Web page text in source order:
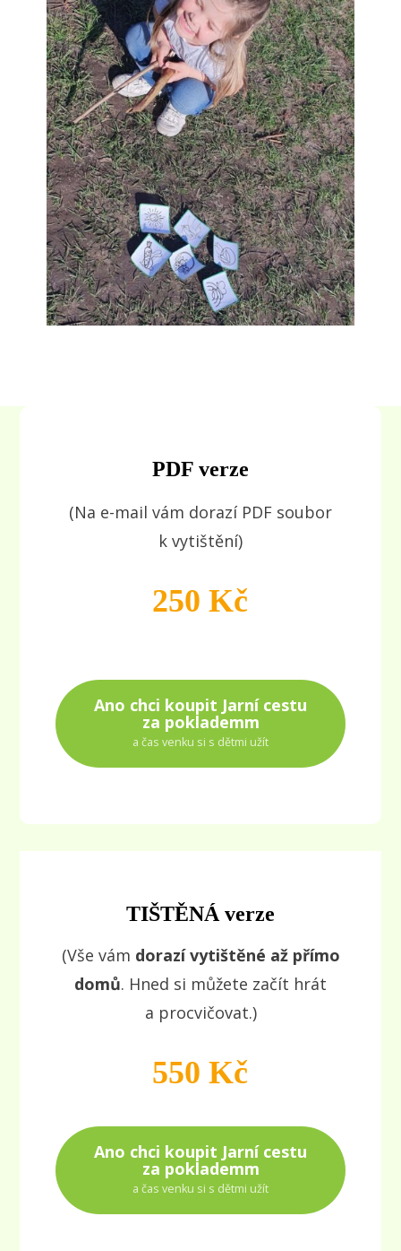
PDF verze
(Na e-mail vám dorazí PDF soubor
k vytištění)
250 Kč
Ano chci koupit Jarní cestu
za poklademm
a čas venku si s dětmi užít
TIŠTĚNÁ verze
(Vše vám dorazí vytištěné až přímo
domů. Hned si můžete začít hrát
a procvičovat.)
550 Kč
Ano chci koupit Jarní cestu
za poklademm
a čas venku si s dětmi užít